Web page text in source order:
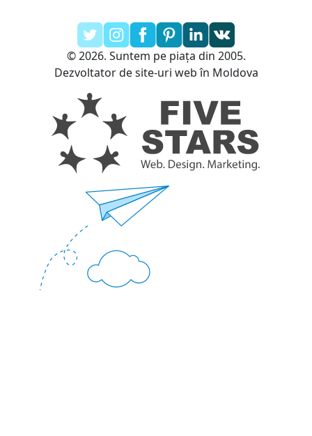
© 2026. Suntem pe piața din 2005.
Dezvoltator de site-uri web în Moldova